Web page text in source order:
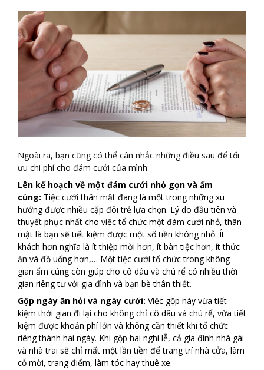
Ngoài ra, bạn cũng có thể cân nhắc những điều sau để tối
ưu chi phí cho đám cưới của mình:
Lên kế hoạch về một đám cưới nhỏ gọn và ấm
cúng: Tiệc cưới thân mật đang là một trong những xu
hướng được nhiều cặp đôi trẻ lựa chọn. Lý do đầu tiên và
thuyết phục nhất cho việc tổ chức một đám cưới nhỏ, thân
mật là bạn sẽ tiết kiệm được một số tiền không nhỏ: Ít
khách hơn nghĩa là ít thiệp mời hơn, ít bàn tiệc hơn, ít thức
ăn và đồ uống hơn,… Một tiệc cưới tổ chức trong không
gian ấm cúng còn giúp cho cô dâu và chú rể có nhiều thời
gian riêng tư với gia đình và bạn bè thân thiết.
Gộp ngày ăn hỏi và ngày cưới: Việc gộp này vừa tiết
kiệm thời gian đi lại cho không chỉ cô dâu và chú rể, vừa tiết
kiệm được khoản phí lớn và không cần thiết khi tổ chức
riêng thành hai ngày. Khi gộp hai nghi lễ, cả gia đình nhà gái
và nhà trai sẽ chỉ mất một lần tiền để trang trí nhà cửa, làm
cỗ mời, trang điểm, làm tóc hay thuê xe.